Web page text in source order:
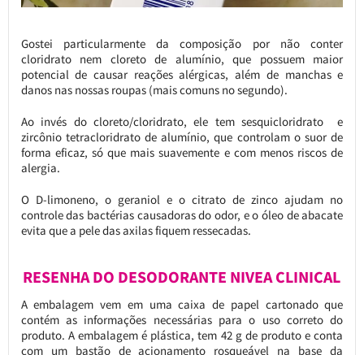
Gostei particularmente da composição por não conter
cloridrato nem cloreto de alumínio, que possuem maior
potencial de causar reações alérgicas, além de manchas e
danos nas nossas roupas (mais comuns no segundo).
Ao invés do cloreto/cloridrato, ele tem sesquicloridrato e
zircônio tetracloridrato de alumínio, que controlam o suor de
forma eficaz, só que mais suavemente e com menos riscos de
alergia.
O D-limoneno, o geraniol e o citrato de zinco ajudam no
controle das bactérias causadoras do odor, e o óleo de abacate
evita que a pele das axilas fiquem ressecadas.
RESENHA DO DESODORANTE NIVEA CLINICAL
A embalagem vem em uma caixa de papel cartonado que
contém as informações necessárias para o uso correto do
produto. A embalagem é plástica, tem 42 g de produto e conta
com um bastão de acionamento rosqueável na base da